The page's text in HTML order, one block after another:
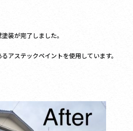
装が完了しました。
アステックペイントを使用しています。